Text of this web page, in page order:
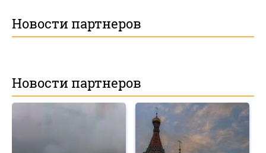
Новости партнеров
Новости партнеров